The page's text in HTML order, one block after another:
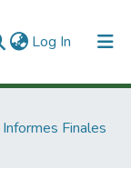
Log In (current)
Finales